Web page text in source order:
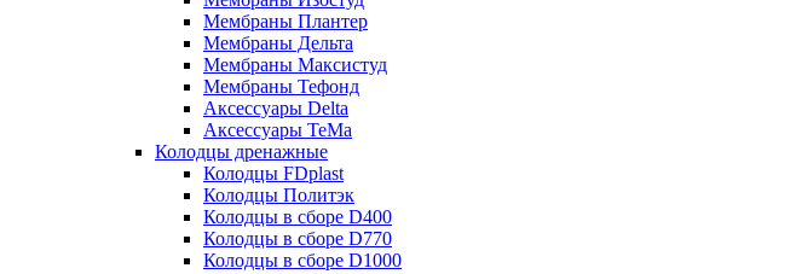
Мембраны Плантер
Мембраны Дельта
Мембраны Максистуд
Мембраны Тефонд
Аксессуары Delta
Аксессуары TeMa
Колодцы дренажные
Колодцы FDplast
Колодцы Политэк
Колодцы в сборе D400
Колодцы в сборе D770
Колодцы в сборе D1000